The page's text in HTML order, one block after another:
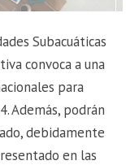
Subacuáticas
convoca a una
para
Además, podrán
debidamente
en las